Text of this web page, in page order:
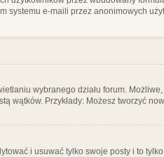
systemu e-maili przez anonimowych
wybranego działu forum.
wątków. Przykłady: Możesz tworzyć
i usuwać tylko swoje posty i to